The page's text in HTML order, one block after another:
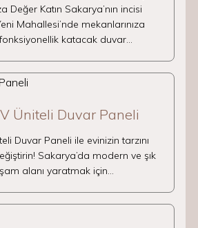
Değer Katın Sakarya’nın incisi
Mahallesi’nde mekanlarınıza
katacak duvar…
Üniteli Duvar Paneli
Duvar Paneli ile evinizin tarzını
Sakarya’da modern ve şık
alanı yaratmak için…